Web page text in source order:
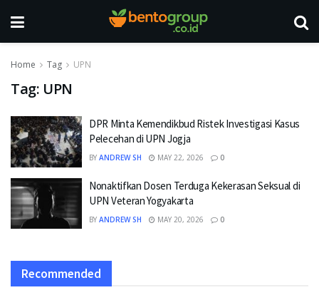
Home Tag UPN
Tag: UPN
DPR Minta Kemendikbud Ristek Investigasi Kasus
Pelecehan di UPN Jogja
BY ANDREW SH MAY 22, 2026 0
Nonaktifkan Dosen Terduga Kekerasan Seksual di
UPN Veteran Yogyakarta
BY ANDREW SH MAY 20, 2026 0
Recommended